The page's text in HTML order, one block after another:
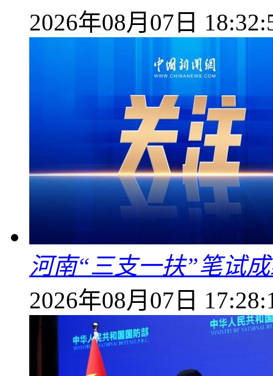
2026年08月07日
河南“三支一扶”笔试
2026年08月07日